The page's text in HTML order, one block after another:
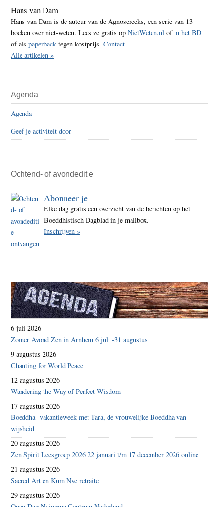
Hans van Dam
Hans van Dam is de auteur van de Agnosereeks, een serie van 13
boeken over niet-weten. Lees ze gratis opNietWeten.nl ofin het BD
of alspaperback tegen kostprijs.Contact.
Alle artikelen »
Agenda
Agenda
Geef je activiteit door
Ochtend- of avondeditie
Abonneer je
Elke dag gratis een overzicht van de berichten op het
Boeddhistisch Dagblad in je mailbox.
Inschrijven »
6 juli 2026
Zomer Avond Zen in Arnhem 6 juli -31 augustus
9 augustus 2026
Chanting for World Peace
12 augustus 2026
Wandering the Way of Perfect Wisdom
17 augustus 2026
Boeddha- vakantieweek met Tara, de vrouwelijke Boeddha van
wijsheid
20 augustus 2026
Zen Spirit Leesgroep 2026 22 januari t/m 17 december 2026 online
21 augustus 2026
Sacred Art en Kum Nye retraite
29 augustus 2026